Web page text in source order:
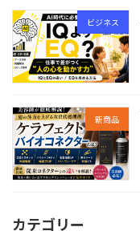
ビジネス
新商品
カテゴリー